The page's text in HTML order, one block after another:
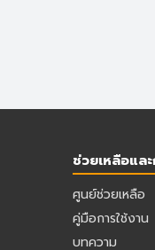
ช่วยเหลือแล
ศูนย์ช่วยเหลือ
คู่มือการใช้งาน
บทความ